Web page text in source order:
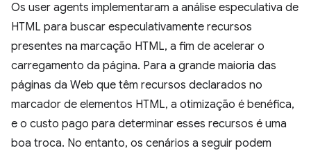
Os user agents implementaram a análise especulativa de
HTML para buscar especulativamente recursos
presentes na marcação HTML, a fim de acelerar o
carregamento da página. Para a grande maioria das
páginas da Web que têm recursos declarados no
marcador de elementos HTML, a otimização é benéfica,
e o custo pago para determinar esses recursos é uma
boa troca. No entanto, os cenários a seguir podem